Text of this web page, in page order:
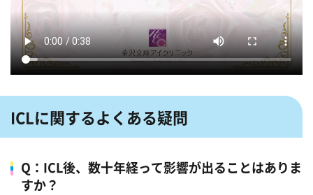
ICLに関するよくある疑問
Q：ICL後、数十年経って影響が出ることはありま
すか？